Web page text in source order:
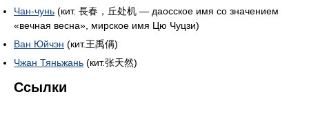
Чан-чунь (кит. 長春，丘处机 — даосское имя со значением
«вечная весна», мирское имя Цю Чуцзи)
Ван Юйчэн (кит.王禹偁)
Чжан Тяньжань (кит.张天然)
Ссылки